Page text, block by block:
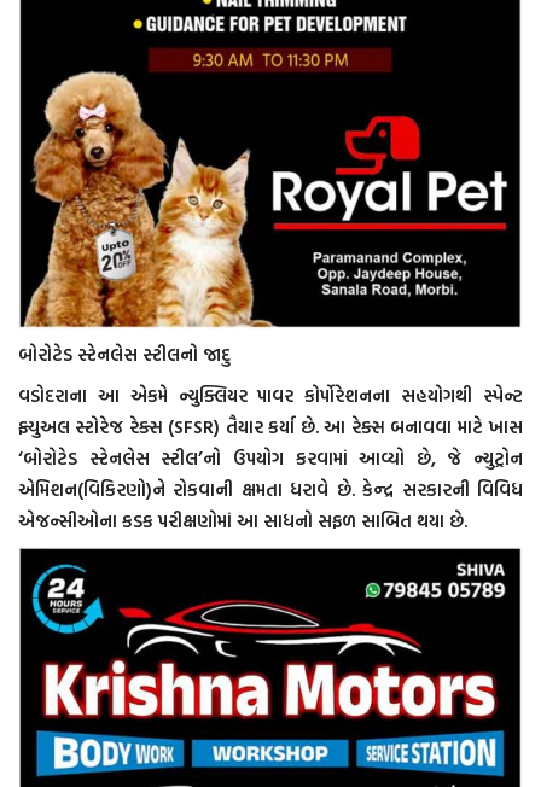
બોરોટેડ સ્ટેનલેસ સ્ટીલનો જાદુ
વડોદરાના આ એકમે ન્યુક્લિયર પાવર કોર્પોરેશનના સહયોગથી સ્પેન્ટ
ફ્યુઅલ સ્ટોરેજ રેક્સ (SFSR) તૈયાર કર્યા છે. આ રેક્સ બનાવવા માટે ખાસ
‘બોરોટેડ સ્ટેનલેસ સ્ટીલ’નો ઉપયોગ કરવામાં આવ્યો છે, જે ન્યુટ્રોન
એમિશન(વિકિરણો)ને રોકવાની ક્ષમતા ધરાવે છે. કેન્દ્ર સરકારની વિવિધ
એજન્સીઓના કડક પરીક્ષણોમાં આ સાધનો સફળ સાબિત થયા છે.